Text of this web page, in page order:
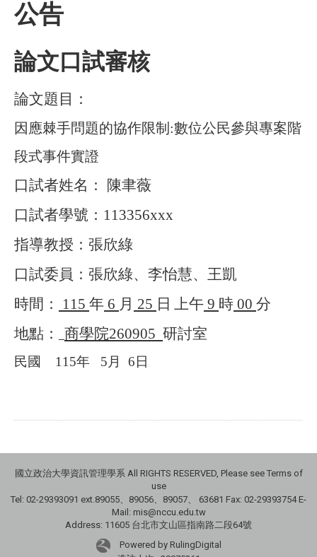
公告
論文口試審核
論文題目：
因應棘手問題的協作限制:數位公民參與專案階
段式事件實證
口試者姓名： 陳聿薇
口試者學號： 113356xxx
指導教授：張欣綠
口試委員：張欣綠、李怡慧、王凱
時間：
115 年 6 月 25 日 上午 9 時 00 分
地點：
商學院260905 研討室
民國 115年 5 月 6 日
國立政治大學資訊管理學系 All RIGHTS RESERVED, Please see Terms of
use
Tel: 02-29393091 ext.89055、89056、89057、
63681 Fax: 02-29393754 E-
Mail: mis@nccu.edu.tw
Address: 11605 台北市文山區指南路二段64號
Powered by RulingDigital